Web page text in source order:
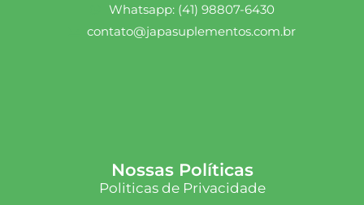
Whatsapp: (41) 98807-6430
contato@japasuplementos.com.br
Nossas Políticas
Politicas de Privacidade